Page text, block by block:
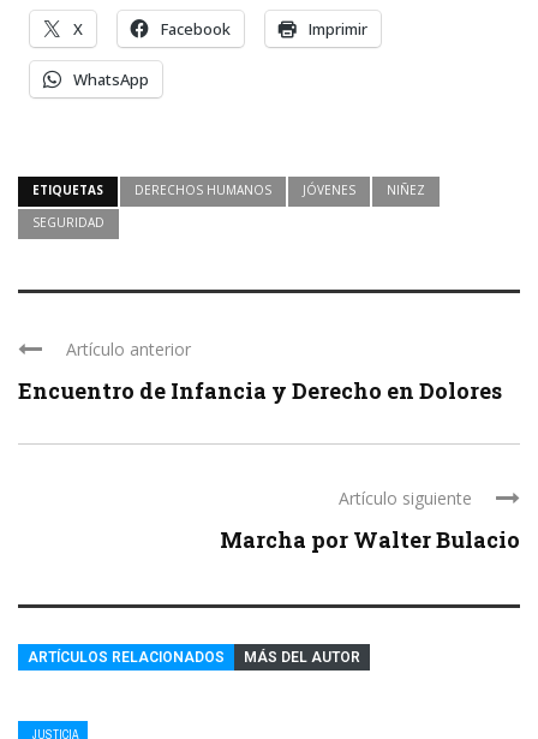
X Facebook Imprimir
WhatsApp
ETIQUETAS DERECHOS HUMANOS JÓVENES
NIÑEZ
SEGURIDAD
Artículo anterior
Encuentro de Infancia y Derecho en Dolores
Artículo siguiente
Marcha por Walter Bulacio
ARTÍCULOS RELACIONADOS MÁS DEL AUTOR
JUSTICIA